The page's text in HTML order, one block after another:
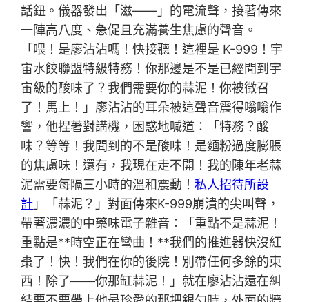
話鈕。儀器發出「滋——」的電流聲，接著傳來
一陣高八度、急促且充滿養生焦慮的聲音。
「喂！是廖沾沾嗎！快接聽！這裡是 K-999！宇
宙水餃聯盟特級特務！你那邊是不是已經聞到宇
宙級的酸味了？我們需要你的蒜泥！你被徵召
了！馬上！」廖沾沾的耳朵被這聲音震得嗡嗡作
響，他捏著對講機，困惑地喊道：「特務？酸
味？等等！我聞到的不是酸味！是麵粉過度膨脹
的焦慮味！還有，我現在走不開！我的陳年老蒜
泥需要每隔三小時的溫和震動！私人招待所設
計 」「蒜泥？」對面傳來K-999崩潰的尖叫聲，
帶著濃濃的中藥味電子雜音：「重點不是蒜泥！
重點是**時空正在彎曲！**我們的推進器快沒紅
棗了！快！我們在你的後院！別帶任何多餘的東
西！除了——你那缸蒜泥！」就在廖沾沾還在糾